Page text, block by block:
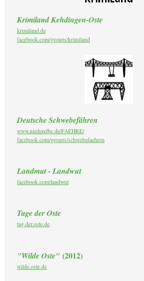
Krimiland Kehdingen-Oste
krimiland.de
facebook.com/groups/krimiland
Deutsche Schwebefähren
www.niederelbe.de/FAEHRE/
facebook.com/groups/schwebefaehren
Landmut - Landwut
facebook.com/landwut
Tage der Oste
tag.der.oste.de
"Wilde Oste" (2012)
wilde.oste.de